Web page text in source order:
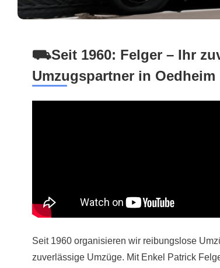
⛟Seit 1960: Felger – Ihr
Umzugspartner in Oedheim
Seit 1960 organisieren wir reibungslose
zuverlässige Umzüge. Mit Enkel Patrick